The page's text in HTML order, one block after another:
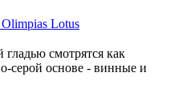
Olimpias Lotus
смотрятся как
серой основе - винные и